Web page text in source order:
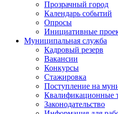
Прозрачный город
Календарь событий
Опросы
Инициативные
Муниципальная служба
Кадровый резерв
Вакансии
Конкурсы
Стажировка
Поступление на
Квалификационные
Законодательство